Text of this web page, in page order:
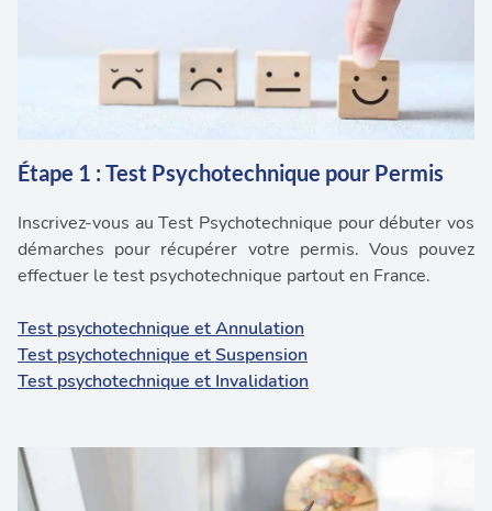
Étape 1 : Test Psychotechnique pour Permis
Inscrivez-vous au Test Psychotechnique pour débuter vos
démarches pour récupérer votre permis. Vous pouvez
effectuer le test psychotechnique partout en France.
Test psychotechnique et Annulation
Test psychotechnique et Suspension
Test psychotechnique et Invalidation